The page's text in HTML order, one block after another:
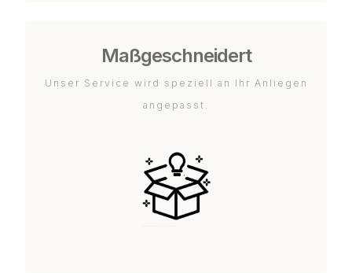
Maßgeschneidert
Unser Service wird speziell an Ihr Anliegen
angepasst.